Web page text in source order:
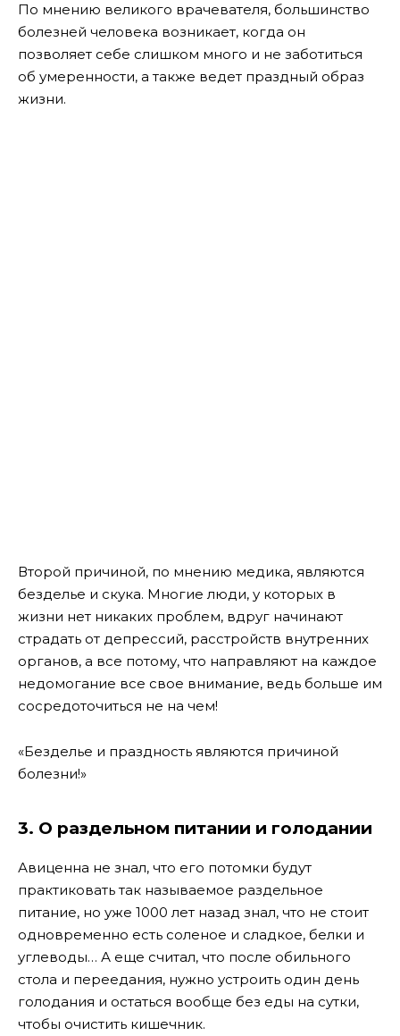
По мнению великого врачевателя, большинство
болезней человека возникает, когда он
позволяет себе слишком много и не заботиться
об умеренности, а также ведет праздный образ
жизни.
Второй причиной, по мнению медика, являются
безделье и скука. Многие люди, у которых в
жизни нет никаких проблем, вдруг начинают
страдать от депрессий, расстройств внутренних
органов, а все потому, что направляют на каждое
недомогание все свое внимание, ведь больше им
сосредоточиться не на чем!
«Безделье и праздность являются причиной
болезни!»
3. О раздельном питании и голодании
Авиценна не знал, что его потомки будут
практиковать так называемое раздельное
питание, но уже 1000 лет назад знал, что не стоит
одновременно есть соленое и сладкое, белки и
углеводы… А еще считал, что после обильного
стола и переедания, нужно устроить один день
голодания и остаться вообще без еды на сутки,
чтобы очистить кишечник.